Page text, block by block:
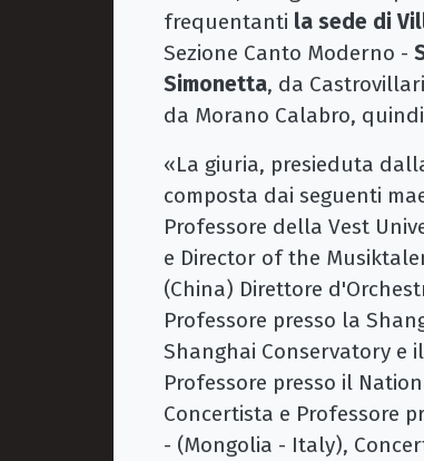
frequentanti la sede di
Sezione Canto Moderno -
Simonetta, da
da Morano Calabro, quindi
«La giuria, presieduta
composta dai seguenti
Professore della Vest
e Director of the
(China) Direttore
Professore presso la
Shanghai Conservatory e
Professore presso il
Concertista e Professore
- (Mongolia - Italy),